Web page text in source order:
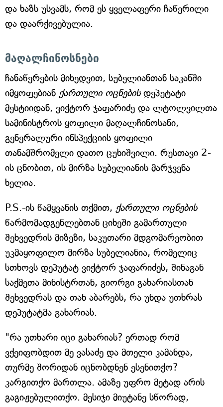
და ხაზს უსვამს, რომ ეს ყველაფერი ჩაწერილი
და დაარქივებულია.
მაღალჩინოსნები
ჩანაწერების მიხედვით, სუბელიანთან საკანში
იმყოფებიან ქართული ოცნებისდეპუტატი
მესტიიდან, ვიქტორ ჯაფარიძე და ლტოლვილთა
სამინისტროს ყოფილი მაღალჩინოსანი,
გენერალური ინსპექციის ყოფილი
თანამშრომელი დათო ცუხიშვილი. რუსთავი 2-
ის ცნობით, ის მირზა სუბელიანის მარჯვენა
ხელია.
P.S.-ის წამყვანის თქმით, ქართული ოცნების
წარმომადგენლებთან ციხეში გამართული
შეხვედრის მიზეზი, საკუთარი მდგომარეობით
უკმაყოფილო მირზა სუბელიანია, რომელიც
სთხოვს დეპუტატ ვიქტორ ჯაფარიძეს, შინაგან
საქმეთა მინისტრთან, გიორგი გახარიასთან
შეხვედრას და თან აბარებს, რა უნდა უთხრას
დეპუტატმა გახარიას.
"რა უთხარი იცი გახარიას? ერთად რომ
ვქეიფობდით მე ვასაძე და მთელი კამანდა,
თურმე შორიდან იცნობდნენ ესენითქო?
კარგითქო მართლა. ამაზე უფრო მეტად არის
გაგიჟებულითქო. მესიჯი მიუტანე სწორად,